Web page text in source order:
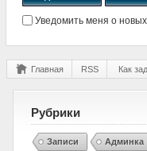
Уведомить меня о
Главная RSS Как
Рубрики
Записи Админка